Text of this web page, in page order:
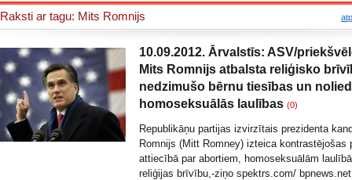
Raksti ar tagu: Mits Romnijs
10.09.2012. Ārvalstīs: ASV/
Mits Romnijs atbalsta reliģisko
nedzimušo bērnu tiesības un
homoseksuālās laulības (0)
Republikāņu partijas izvirzītais prezidenta
Romnijs (Mitt Romney) izteica kontrastējošas
attiecībā par abortiem, homoseksuālām
reliģijas brīvību,-ziņo spektrs.com/